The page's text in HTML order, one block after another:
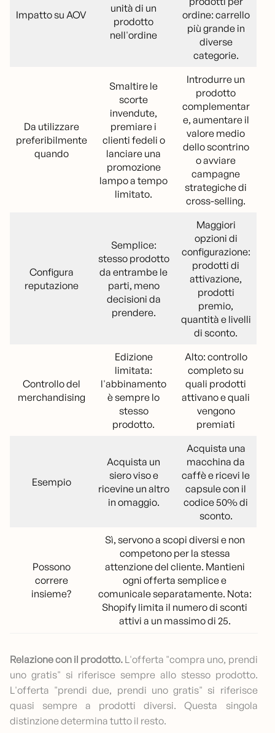
Impatto su AOV
unità di un
prodotto
nell'ordine
ordine: carrello
più grande in
diverse
categorie.
Da utilizzare
preferibilmente
quando
Smaltire le
scorte
invendute,
premiare i
clienti fedeli o
lanciare una
promozione
lampo a tempo
limitato.
Introdurre un
prodotto
complementar
e, aumentare il
valore medio
dello scontrino
o avviare
campagne
strategiche di
cross-selling.
Configura
reputazione
Semplice:
stesso prodotto
da entrambe le
parti, meno
decisioni da
prendere.
Maggiori
opzioni di
configurazione:
prodotti di
attivazione,
prodotti
premio,
quantità e livelli
di sconto.
Controllo del
merchandising
Edizione
limitata:
l'abbinamento
è sempre lo
stesso
prodotto.
Alto: controllo
completo su
quali prodotti
attivano e quali
vengono
premiati
Esempio
Acquista un
siero viso e
ricevine un altro
in omaggio.
Acquista una
macchina da
caffè e ricevi le
capsule con il
codice 50% di
sconto.
Possono
correre
insieme?
Sì, servono a scopi diversi e non
competono per la stessa
attenzione del cliente. Mantieni
ogni offerta semplice e
comunicale separatamente. Nota:
Shopify limita il numero di sconti
attivi a un massimo di 25.
Relazione con il prodotto. L'offerta "compra uno, prendi
uno gratis" si riferisce sempre allo stesso prodotto.
L'offerta "prendi due, prendi uno gratis" si riferisce
quasi sempre a prodotti diversi. Questa singola
distinzione determina tutto il resto.